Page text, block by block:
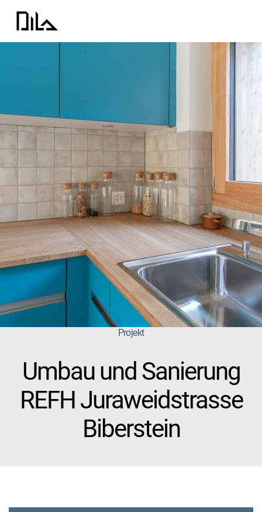
Skip to main content
Projekt
Umbau und Sanierung
REFH Juraweidstrasse
Biberstein